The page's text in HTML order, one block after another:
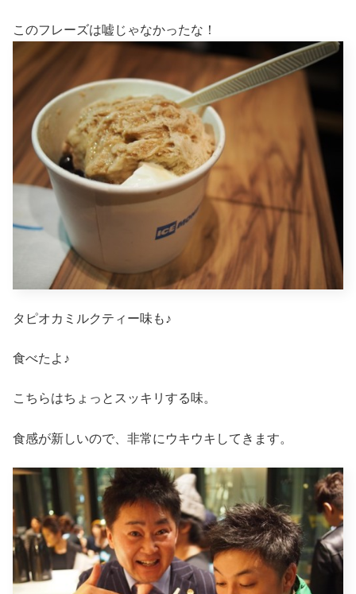
このフレーズは嘘じゃなかったな！
タピオカミルクティー味も♪
食べたよ♪
こちらはちょっとスッキリする味。
食感が新しいので、非常にウキウキしてきます。